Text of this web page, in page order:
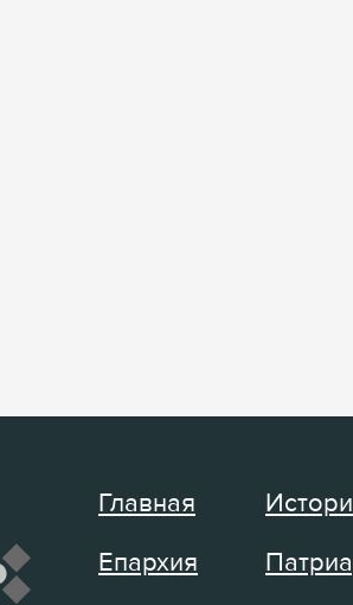
Главная
Епархия